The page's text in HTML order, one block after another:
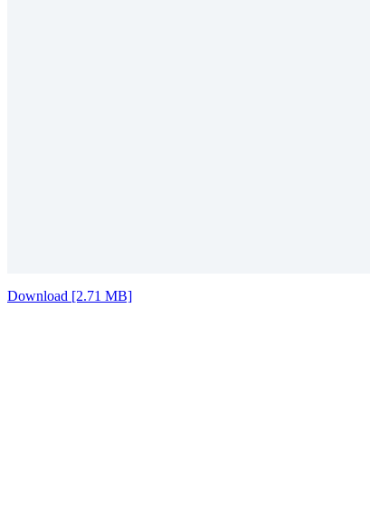
Download [2.71 MB]